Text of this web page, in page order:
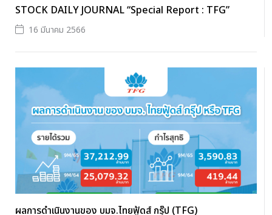
STOCK DAILY JOURNAL “Special Report : TFG”
16 มีนาคม 2566
ผลการดำเนินงานของ บมจ.ไทยฟู้ดส์ กรุ๊ป (TFG)